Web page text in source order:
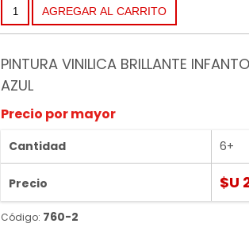
PINTURA VINILICA BRILLANTE
AZUL
Precio por mayor
Cantidad 6+
Precio $U
Código: 760-2